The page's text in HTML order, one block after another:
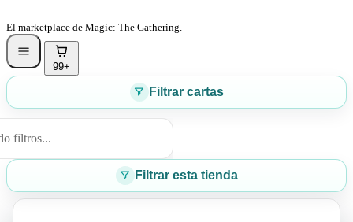
El marketplace de Magic: The Gathering.
99+
Filtrar cartas
filtros...
Filtrar esta tienda